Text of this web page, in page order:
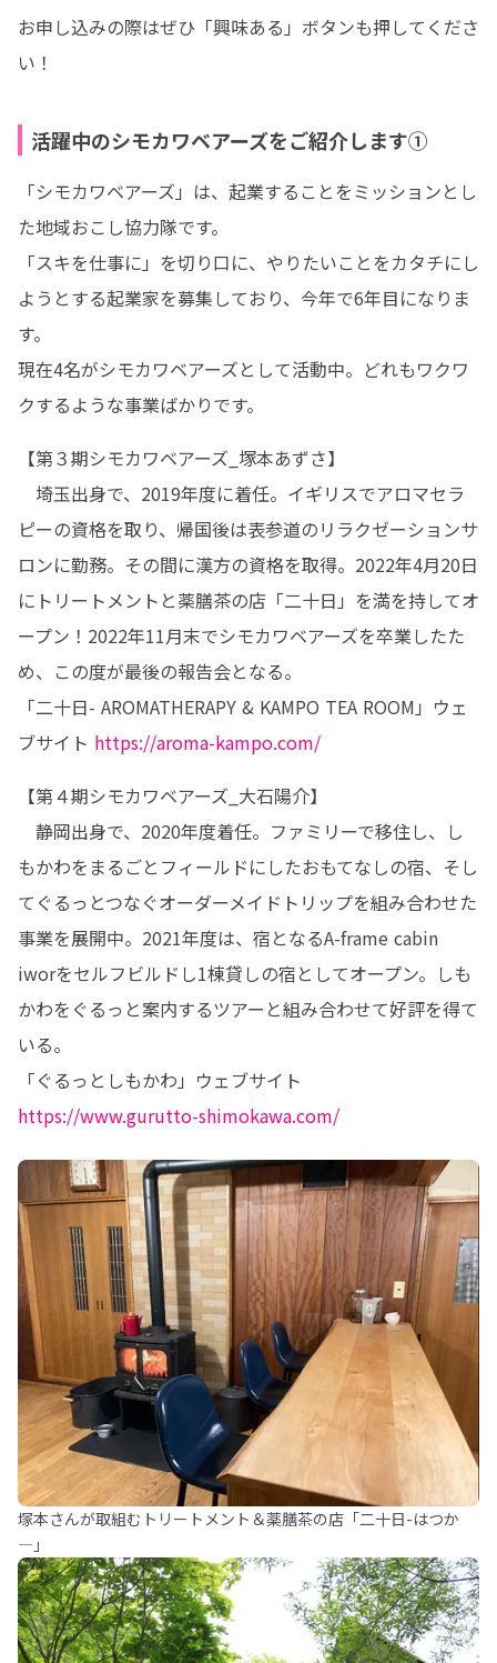
お申し込みの際はぜひ「興味ある」ボタンも押してくださ
い！
活躍中のシモカワベアーズをご紹介します①
「シモカワベアーズ」は、起業することをミッションとし
た地域おこし協力隊です。
「スキを仕事に」を切り口に、やりたいことをカタチにし
ようとする起業家を募集しており、今年で6年目になりま
す。
現在4名がシモカワベアーズとして活動中。どれもワクワ
クするような事業ばかりです。
【第３期シモカワベアーズ_塚本あずさ】
埼玉出身で、2019年度に着任。イギリスでアロマセラ
ピーの資格を取り、帰国後は表参道のリラクゼーションサ
ロンに勤務。その間に漢方の資格を取得。2022年4月20日
にトリートメントと薬膳茶の店「二十日」を満を持してオ
ープン！2022年11月末でシモカワベアーズを卒業したた
め、この度が最後の報告会となる。
「二十日- AROMATHERAPY & KAMPO TEA ROOM」ウェ
ブサイト https://aroma-kampo.com/
【第４期シモカワベアーズ_大石陽介】
静岡出身で、2020年度着任。ファミリーで移住し、し
もかわをまるごとフィールドにしたおもてなしの宿、そし
てぐるっとつなぐオーダーメイドトリップを組み合わせた
事業を展開中。2021年度は、宿となるA-frame cabin
iworをセルフビルドし1棟貸しの宿としてオープン。しも
かわをぐるっと案内するツアーと組み合わせて好評を得て
いる。
https://www.gurutto-shimokawa.com/
塚本さんが取組むトリートメント＆薬膳茶の店「二十日-はつか
―」